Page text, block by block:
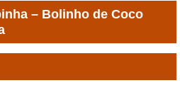
– Bolinho de Coco